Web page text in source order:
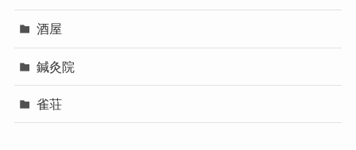
酒屋
鍼灸院
雀荘